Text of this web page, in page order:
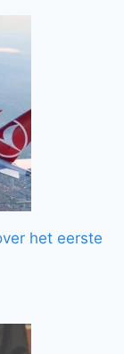
het eerste